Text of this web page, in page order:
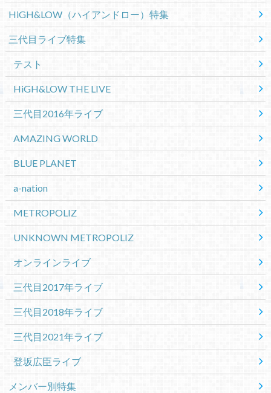
HiGH&LOW（ハイアンドロー）特集
三代目ライブ特集
テスト
HiGH&LOW THE LIVE
三代目2016年ライブ
AMAZING WORLD
BLUE PLANET
a-nation
METROPOLIZ
UNKNOWN METROPOLIZ
オンラインライブ
三代目2017年ライブ
三代目2018年ライブ
三代目2021年ライブ
登坂広臣ライブ
メンバー別特集